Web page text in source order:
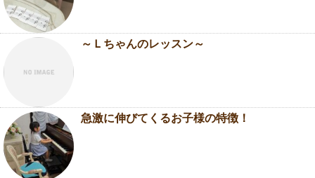
～Ｌちゃんのレッスン～
急激に伸びてくるお子様の特徴！